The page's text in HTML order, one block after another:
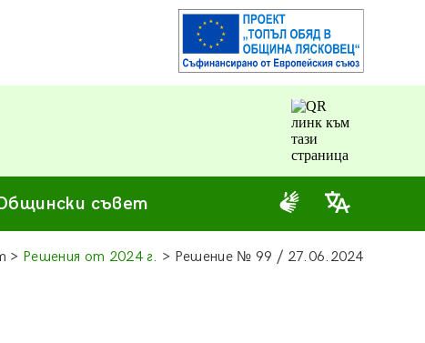
съвет
> Решения от 2024 г. > Решение № 99 / 27.06.2024